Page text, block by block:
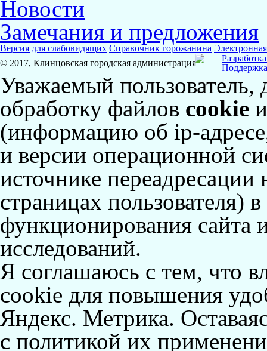
Новости
Замечания и предложения
Версия для слабовидящих Справочник горожанина
© 2017, Клинцовская городская администрация
Уважаемый пользователь,
обработку файлов cookie
(информацию об ip-адресе
и версии операционной
источнике
страницах пользователя)
функционирования сайта
исследований.
Я соглашаюсь с тем, что
cookie для повышения
Яндекс. Метрика.
с политикой их